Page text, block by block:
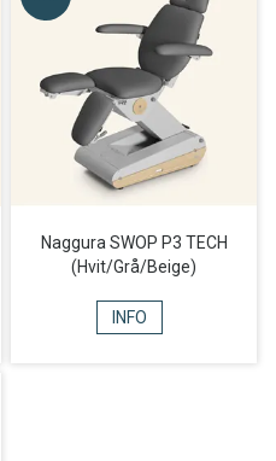
Naggura SWOP P3 TECH
(Hvit/Grå/Beige)
INFO